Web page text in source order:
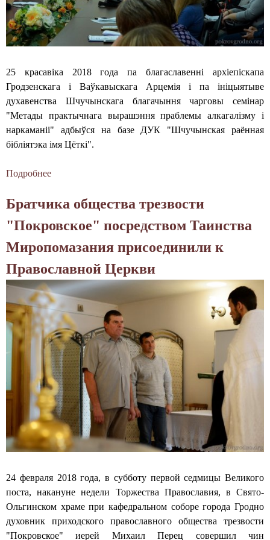
д
е
н
п
р
а
з
д
н
н
я
и
о
н
ы
"
Н
е
у
п
и
в
а
е
м
я
Ч
а
ш
а
р
с
т
а
ц
в
я
р
о
ц
"
П
к
р
о
ў
с
к
а
е
"
у
Л
а
ў
ы
ш
а
в
а
25 красавіка 2018 года па благаславенні архіепіскапа
Гродзенскага і Ваўкавыскага Арцемія і па ініцыятыве
духавенства Шчучынскага благачыння чарговы семінар
"Метады практычнага вырашэння праблемы алкагалізму і
наркаманіі" адбыўся на базе ДУК "Шчучынская раённая
бібліятэка імя Цёткі".
Подробнее
а
е
м
н
а
р
ы
"
М
е
т
а
д
ы
п
р
к
т
ы
ч
н
Братчика общества трезвости
"Покровское" посредством Таинства
Миропомазания присоединили к
Православной Церкви
24 февраля 2018 года, в субботу первой седмицы Великого
поста, накануне недели Торжества Православия, в Свято-
Ольгинском храме при кафедральном соборе города Гродно
духовник приходского православного общества трезвости
"Покровское" иерей Михаил Перец совершил чин